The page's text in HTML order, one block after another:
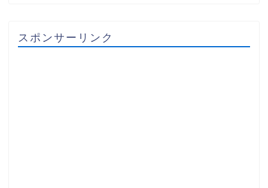
スポンサーリンク